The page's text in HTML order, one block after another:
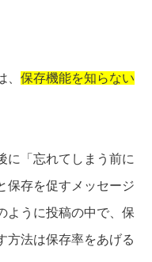
保存機能を知らない
に「忘れてしまう前に
保存を促すメッセージ
ように投稿の中で、保
方法は保存率をあげる